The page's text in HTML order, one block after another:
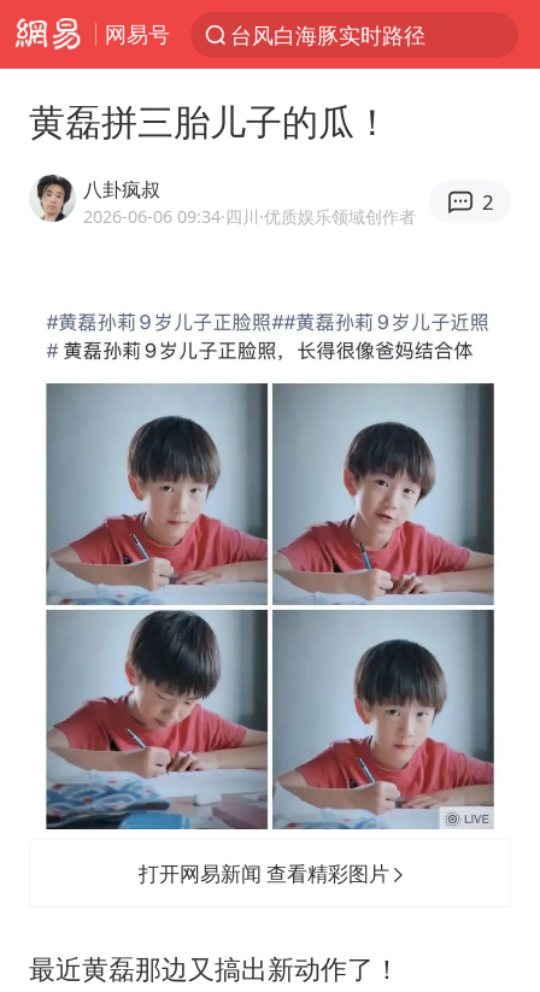
网易号
台风白海豚实时路径
中医教你一招提升气血
老中医：立秋后养心是关键
百花奖开幕式
U17国足点球大战淘汰河床晋级决赛
胡彦斌获《歌手2026》歌王
秋天的第一杯奶茶到底有多火
38岁演员求职万岁山NPC成功
夯实基础开新局
黄磊拼三胎儿子的瓜！
八卦疯叔
2026-06-06 09:34·四川·优质娱乐领域创作者
2
打开网易新闻 查看精彩图片
最近黄磊那边又搞出新动作了！